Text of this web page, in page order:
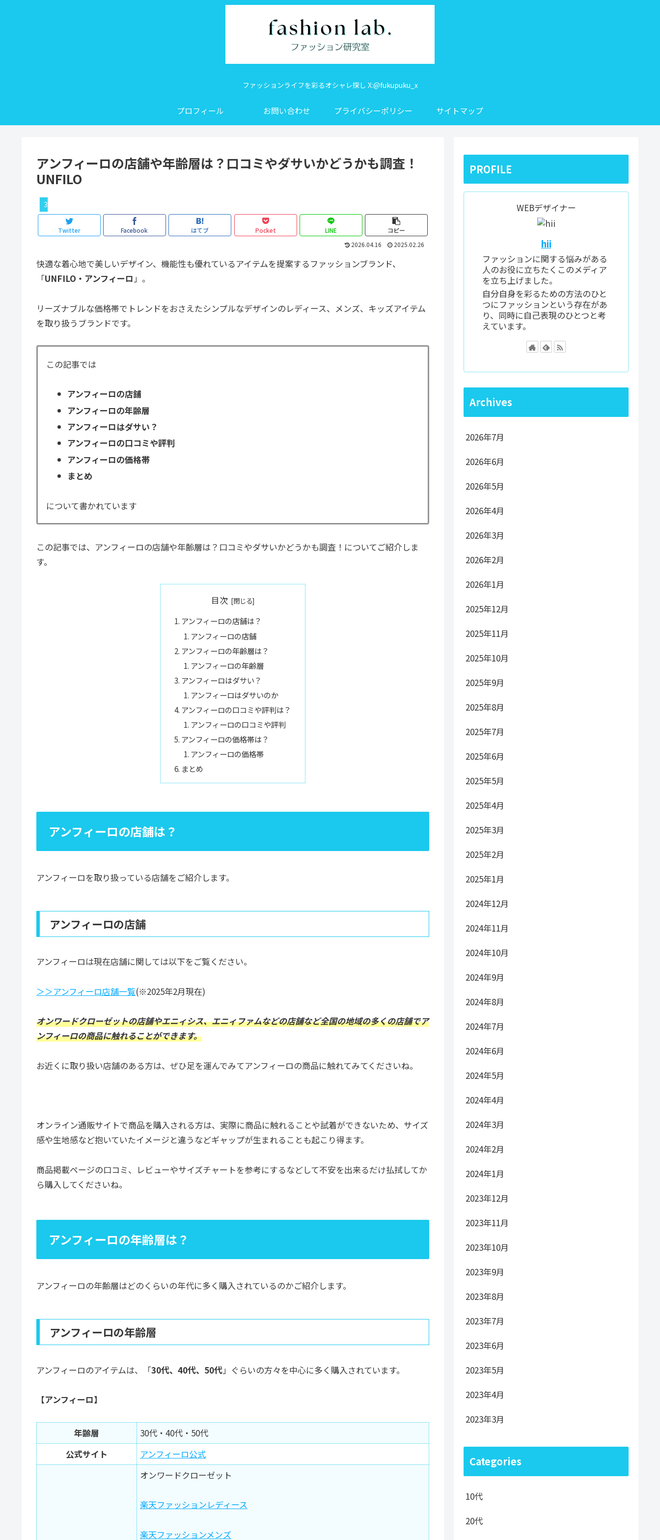
ファッションライフを彩るオシャレ探し X:@fukupuku_x
プロフィール お問い合わせ プライバシーポリシー サイトマップ
アンフィーロの店舗や年齢層は？口コミやダサいかどうかも調査！
UNFILO
30代
Twitter Facebook はてブ Pocket LINE
コピー
2026.04.16
2025.02.26
快適な着心地で美しいデザイン、機能性も優れているアイテムを提案するファッションブランド、
「UNFILO・アンフィーロ 」。
リーズナブルな価格帯でトレンドをおさえたシンプルなデザインのレディース、メンズ、キッズアイテム
を取り扱うブランドです。
この記事では
アンフィーロの店舗
アンフィーロの年齢層
アンフィーロはダサい？
アンフィーロの口コミや評判
アンフィーロの価格帯
まとめ
について書かれています
この記事では、アンフィーロの店舗や年齢層は？口コミやダサいかどうかも調査！についてご紹介しま
す。
目次
アンフィーロの店舗は？
アンフィーロの店舗
アンフィーロの年齢層は？
アンフィーロの年齢層
アンフィーロはダサい？
アンフィーロはダサいのか
アンフィーロの口コミや評判は？
アンフィーロの口コミや評判
アンフィーロの価格帯は？
アンフィーロの価格帯
まとめ
アンフィーロの店舗は？
アンフィーロを取り扱っている店舗をご紹介します。
アンフィーロの店舗
アンフィーロは現在店舗に関しては以下をご覧ください。
＞＞アンフィーロ店舗一覧(※2025年2月現在)
オンワードクローゼットの店舗やエニィシス、エニィファムなどの店舗など全国の地域の多くの店舗でア
ンフィーロの商品に触れることができます。
お近くに取り扱い店舗のある方は、ぜひ足を運んでみてアンフィーロの商品に触れてみてくださいね。
オンライン通販サイトで商品を購入される方は、実際に商品に触れることや試着ができないため、サイズ
感や生地感など抱いていたイメージと違うなどギャップが生まれることも起こり得ます。
商品掲載ページの口コミ、レビューやサイズチャートを参考にするなどして不安を出来るだけ払拭してか
ら購入してくださいね。
アンフィーロの年齢層は？
アンフィーロの年齢層はどのくらいの年代に多く購入されているのかご紹介します。
アンフィーロの年齢層
アンフィーロのアイテムは、「30代、40代、50代」ぐらいの方々を中心に多く購入されています。
【アンフィーロ】
年齢層
30代・40代・50代
公式サイト
アンフィーロ公式
オンワードクローゼット
楽天ファッションレディース
楽天ファッションメンズ
PROFILE
WEBデザイナー
hii
ファッションに関する悩みがある
人のお役に立ちたくこのメディア
を立ち上げました。
自分自身を彩るための方法のひと
つにファッションという存在があ
り、同時に自己表現のひとつと考
えています。
Archives
2026年7月
2026年6月
2026年5月
2026年4月
2026年3月
2026年2月
2026年1月
2025年12月
2025年11月
2025年10月
2025年9月
2025年8月
2025年7月
2025年6月
2025年5月
2025年4月
2025年3月
2025年2月
2025年1月
2024年12月
2024年11月
2024年10月
2024年9月
2024年8月
2024年7月
2024年6月
2024年5月
2024年4月
2024年3月
2024年2月
2024年1月
2023年12月
2023年11月
2023年10月
2023年9月
2023年8月
2023年7月
2023年6月
2023年5月
2023年4月
2023年3月
Categories
10代
20代